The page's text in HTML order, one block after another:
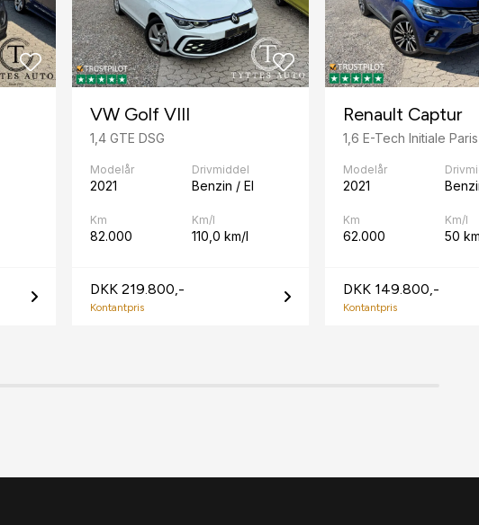
VW Golf VIII
1,4 GTE DSG
Modelår
2021
Drivmiddel
Benzin / El
Km
82.000
Km/l
110,0 km/l
DKK 219.800,-
Kontantpris
Renault Captur
1,6 E-Tech Initiale Paris
Modelår
2021
Km
62.000
Km/l
50
DKK 149.800,-
Kontantpris